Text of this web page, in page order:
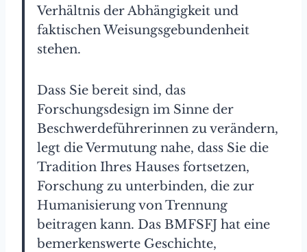
Verhältnis der Abhängigkeit und
faktischen Weisungsgebundenheit
stehen.
Dass Sie bereit sind, das
Forschungsdesign im Sinne der
Beschwerdeführerinnen zu verändern,
legt die Vermutung nahe, dass Sie die
Tradition Ihres Hauses fortsetzen,
Forschung zu unterbinden, die zur
Humanisierung von Trennung
beitragen kann. Das BMFSFJ hat eine
bemerkenswerte Geschichte,